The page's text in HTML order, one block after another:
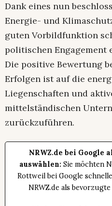
Dank eines nun
Energie- und
guten Vorbildfunktion
politischen Engagement
Die positive Bewertung
Erfolgen ist auf die
Liegenschaften und
mittelständischen
zurückzuführen.
NRWZ.de bei Google
auswählen: Sie möchten
Rottweil bei Google
NRWZ.de als